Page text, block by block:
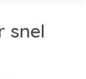
snel